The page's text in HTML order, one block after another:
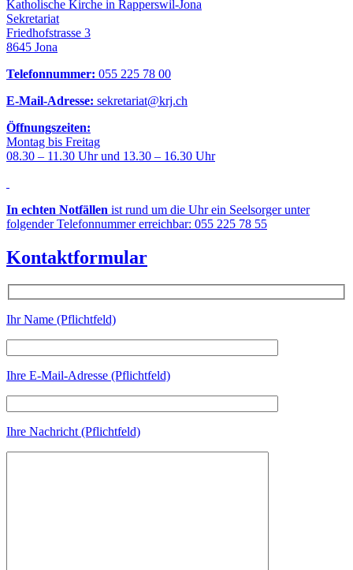
Katholische Kirche in Rapperswil-Jona
Sekretariat
Friedhofstrasse 3
8645 Jona
Telefonnummer: 055 225 78 00
E-Mail-Adresse: sekretariat@krj.ch
Öffnungszeiten:
Montag bis Freitag
08.30 – 11.30 Uhr und 13.30 – 16.30 Uhr
In echten Notfällen ist rund um die Uhr ein Seelsorger unter
folgender Telefonnummer erreichbar: 055 225 78 55
Kontaktformular
Ihr Name (Pflichtfeld)
Ihre E-Mail-Adresse (Pflichtfeld)
Ihre Nachricht (Pflichtfeld)